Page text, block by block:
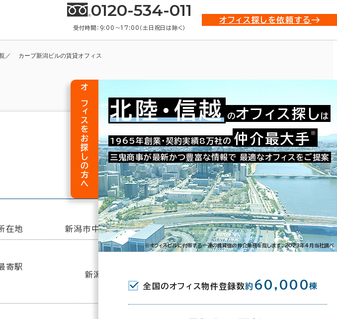
0120-534-011
受付時間：9:00〜17:00（土日祝日は除く）
オフィス探しを依頼する
カープ新潟ビルの賃貸オフィス
お問い合わせ番号：021-88084
在地 新潟市中央区東大通2-5-1
寄駅
新潟駅(JR) 万代口 5分
オフィスをお探しの方へ 北陸・信越 のオフィス探し は
1965年創業・契約実績8万社の 仲介最大手 ※
三鬼商事が最新かつ豊富な情報で 最適なオフィスをご提案
※オフィスビルに付帯する一連の賃貸借の仲介業務を指します。2023年4月当社調べ
全国のオフィス物件登録数約 60,000棟